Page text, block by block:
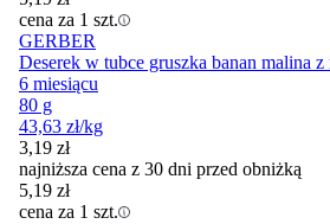
cena za 1 szt.
GERBER
Deserek w tubce gruszka banan malina
6 miesiącu
80 g
43,63 zł/kg
3,19 zł
najniższa cena z 30 dni przed obniżką
5,19 zł
cena za 1 szt.